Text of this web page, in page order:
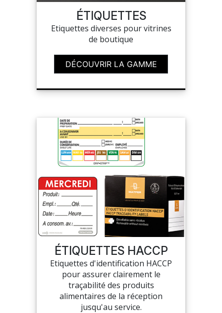
ÉTIQUETTES
Etiquettes diverses pour vitrines
de boutique
DÉCOUVRIR LA GAMME
ÉTIQUETTES HACCP
Etiquettes d'identification HACCP
pour assurer clairement le
traçabilité des produits
alimentaires de la réception
jusqu'au service.